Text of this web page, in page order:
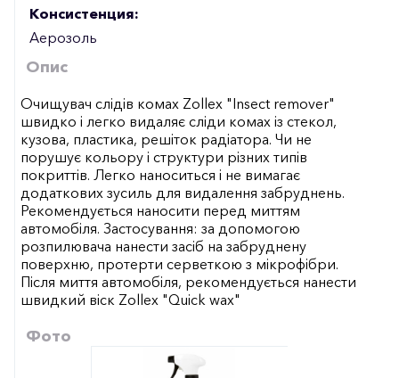
Консистенция:
Аерозоль
Опис
Очищувач слідів комах Zollex "Insect remover"
швидко і легко видаляє сліди комах із стекол,
кузова, пластика, решіток радіатора. Чи не
порушує кольору і структури різних типів
покриттів. Легко наноситься і не вимагає
додаткових зусиль для видалення забруднень.
Рекомендується наносити перед миттям
автомобіля. Застосування: за допомогою
розпилювача нанести засіб на забруднену
поверхню, протерти серветкою з мікрофібри.
Після миття автомобіля, рекомендується нанести
швидкий віск Zollex "Quick wax"
Фото